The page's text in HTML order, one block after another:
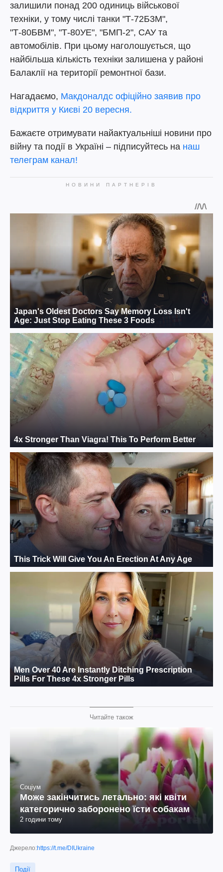
залишили понад 200 одиниць військової
техніки, у тому числі танки "Т-72Б3М",
"Т-80БВМ", "Т-80УЕ", "БМП-2", САУ та
автомобілів. При цьому наголошується, що
найбільша кількість техніки залишена у районі
Балаклії на території ремонтної бази.
Нагадаємо, Макдоналдс офіційно заявив про
відкриття у Києві 20 вересня.
Бажаєте отримувати найактуальніші новини про
війну та події в Україні – підписуйтесь на наш
телеграм канал!
Читайте також
Соціум
Може закінчитись летально: які квіти
категорично заборонено їсти собакам
2 години тому
Джерело:https://t.me/DIUkraine
Події